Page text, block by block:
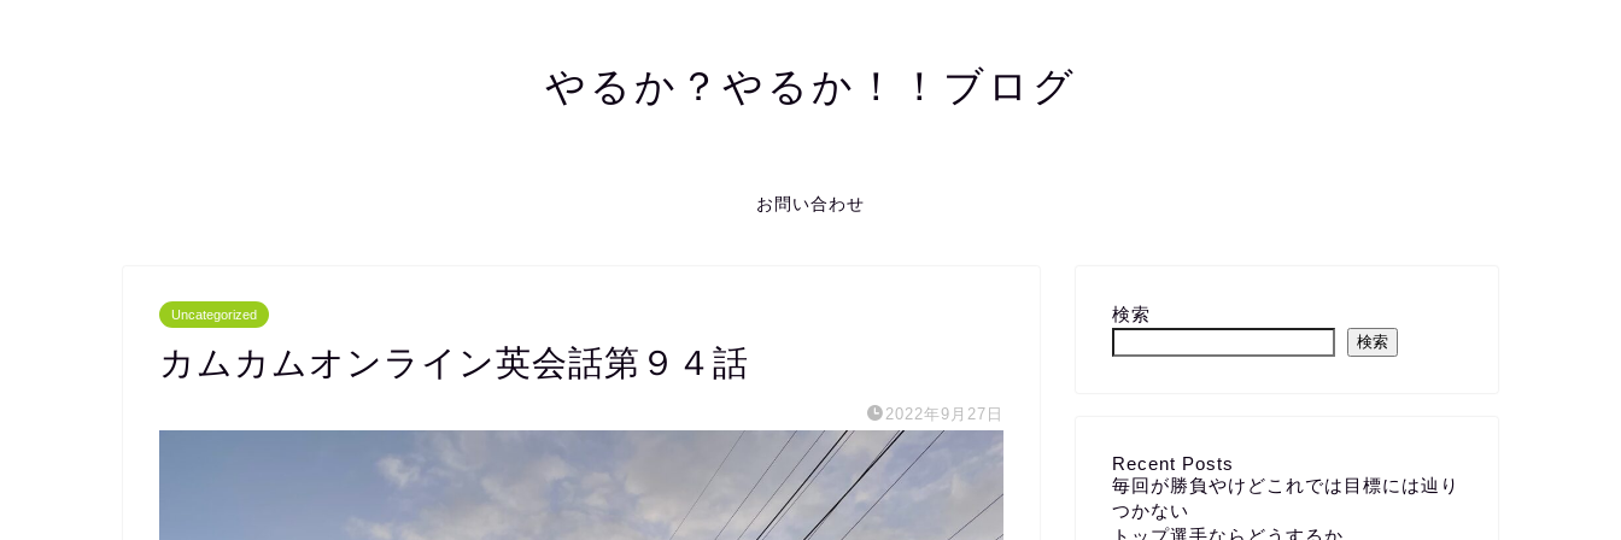
やるか？やるか！！ブログ
お問い合わせ
Uncategorized
カムカムオンライン英会話第９４話
2022年9月27日
検索
検索
Recent Posts
毎回が勝負やけどこれでは目標には辿り
つかない
トップ選手ならどうするか